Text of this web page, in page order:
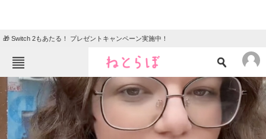
🎁 Switch 2もあたる！ プレゼントキャンペーン実施中！
ねとらぼメニュー
TOP ニュース
エンタメ クイズ